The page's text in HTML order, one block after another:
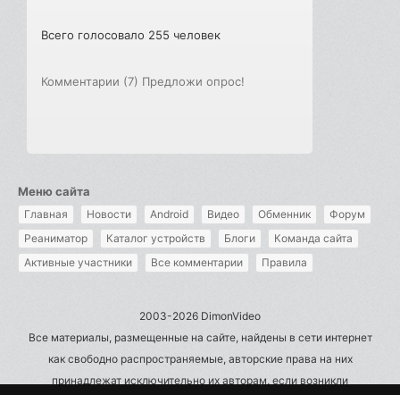
Всего голосовало 255 человек
Комментарии (7) Предложи опрос!
Меню сайта
Главная Новости Android Видео Обменник
Форум
Реаниматор
Каталог устройств Блоги
Команда сайта
Активные участники
Все комментарии Правила
2003-2026 DimonVideo
Все материалы, размещенные на сайте, найдены в сети интернет
как свободно распространяемые, авторские права на них
принадлежат исключительно их авторам, если возникли